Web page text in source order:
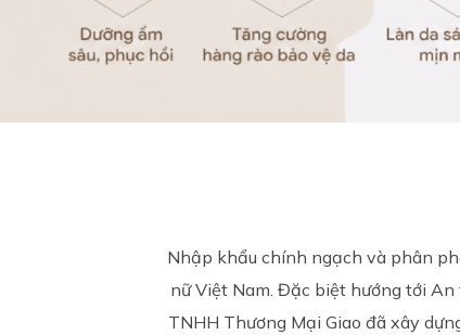
Nhập khẩu chính ngạch và phân
nữ Việt Nam. Đặc biệt hướng tới
TNHH Thương Mại Giao đã xây